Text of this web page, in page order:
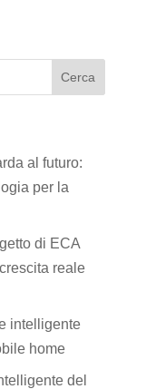
al futuro:
per la
di ECA
reale
intelligente
home
del